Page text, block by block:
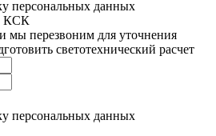
персональных данных
КСК
мы перезвоним для уточнения
светотехнический расчет
персональных данных